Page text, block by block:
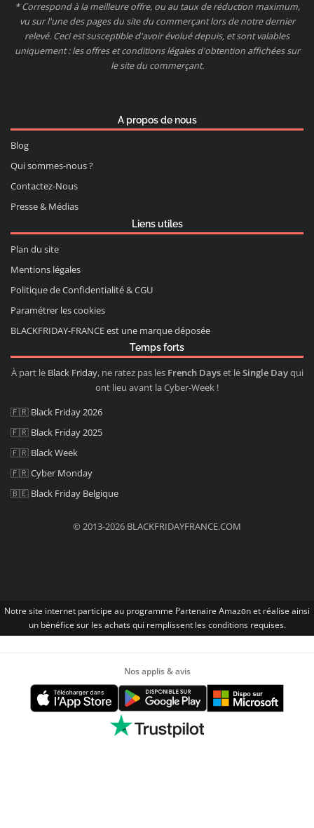
* Correspond à la meilleure offre, ou au taux de réduction maximum,
vu sur l'une des pages du site du commerçant lors de notre dernier
relevé. Ceci est susceptible d'avoir évolué depuis, et sont valables
uniquement : les offres et conditions légales d'obtention affichées sur
le site du commerçant.
A propos de nous
Blog
Qui sommes-nous ?
Contactez-Nous
Presse & Médias
Liens utiles
Plan du site
Mentions légales
Politique de Confidentialité & CGU
Paramétrer les cookies
BLACKFRIDAY-FRANCE est une marque déposée
Temps forts
À part le Black Friday, ne ratez pas les French Dayset leSingle Dayqui
ont lieu avant la Cyber-Week !
🇫🇷 Black Friday 2026
🇫🇷 Black Friday 2025
🇫🇷 Black Week
🇫🇷Cyber Monday
🇧🇪 Black Friday Belgique
© 2013-2026 BLACKFRIDAYFRANCE.COM
Notre site internet participe au programme Partenaire Αmazοn et réalise ainsi
un bénéfice sur les achats qui remplissent les conditions requises.
Nos applis & avis